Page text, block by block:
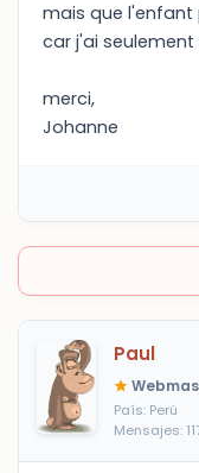
mais que l'enfant
car j'ai
merci,
Johanne
Paul
País: Perú
Mensajes: